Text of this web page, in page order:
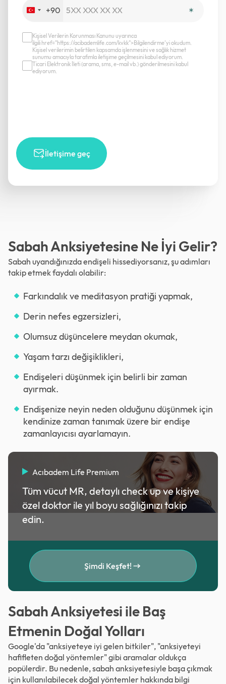
Turkey
+90
İletişime geç
Kişisel Verilerin Korunması Kanunu uyarınca
ilgili href="https://acibademlife.com/kvkk">Bilgilendirme’yi okudum.
Kişisel verilerimin belirtilen kapsamda işlenmesini ve sağlık hizmet
sunumu amacıyla tarafımla iletişime geçilmesini kabul ediyorum.
Ticari Elektronik İleti (arama, sms, e-mail vb.) gönderilmesini kabul
ediyorum.
Sabah Anksiyetesine Ne İyi Gelir?
Sabah uyandığınızda endişeli hissediyorsanız, şu adımları
takip etmek faydalı olabilir:
Farkındalık ve meditasyon pratiği yapmak,
Derin nefes egzersizleri,
Olumsuz düşüncelere meydan okumak,
Yaşam tarzı değişiklikleri,
Endişeleri düşünmek için belirli bir zaman
ayırmak.
Endişenize neyin neden olduğunu düşünmek için
kendinize zaman tanımak üzere bir endişe
zamanlayıcısı ayarlamayın.
Acıbadem Life Premium
Tüm vücut MR, detaylı check up ve kişiye
özel doktor ile yıl boyu sağlığınızı takip
edin.
Şimdi Keşfet!
Sabah Anksiyetesi ile Baş
Etmenin Doğal Yolları
Google'da "anksiyeteye iyi gelen bitkiler", "anksiyeteyi
hafifleten doğal yöntemler" gibi aramalar oldukça
popülerdir. Bu nedenle, sabah anksiyetesiyle başa çıkmak
için kullanılabilecek doğal yöntemler hakkında bilgi